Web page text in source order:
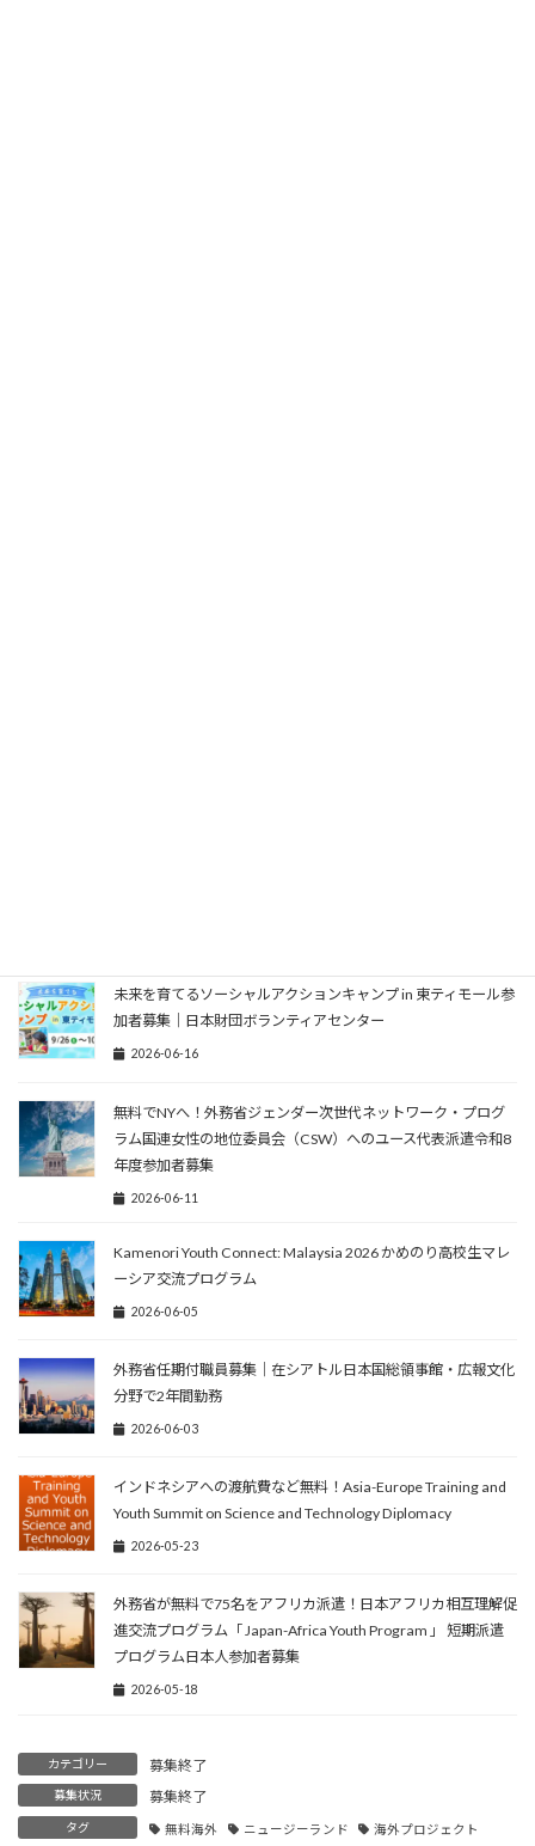
未来を育てるソーシャルアクションキャンプ in 東ティモール参
加者募集｜日本財団ボランティアセンター
2026-06-16
無料でNYへ！外務省ジェンダー次世代ネットワーク・プログ
ラム国連女性の地位委員会（CSW）へのユース代表派遣令和8
年度参加者募集
2026-06-11
Kamenori Youth Connect: Malaysia 2026 かめのり高校生マレ
ーシア交流プログラム
2026-06-05
外務省任期付職員募集｜在シアトル日本国総領事館・広報文化
分野で2年間勤務
2026-06-03
インドネシアへの渡航費など無料！Asia-Europe Training and
Youth Summit on Science and Technology Diplomacy
2026-05-23
外務省が無料で75名をアフリカ派遣！日本アフリカ相互理解促
進交流プログラム「 Japan-Africa Youth Program 」 短期派遣
プログラム日本人参加者募集
2026-05-18
カテゴリー 募集終了
募集状況 募集終了
タグ 無料海外 ニュージーランド
海外プロジェクト